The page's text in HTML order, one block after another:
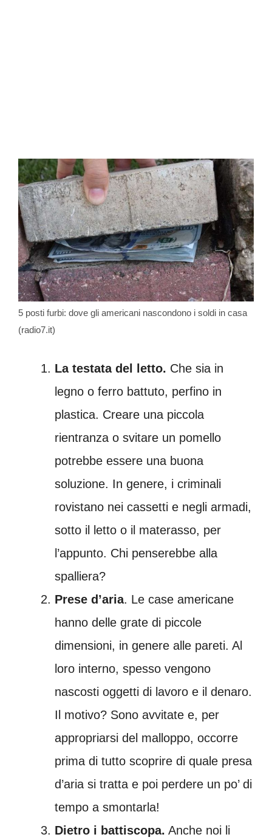
5 posti furbi: dove gli americani nascondono i soldi in casa
(radio7.it)
La testata del letto. Che sia in
legno o ferro battuto, perfino in
plastica. Creare una piccola
rientranza o svitare un pomello
potrebbe essere una buona
soluzione. In genere, i criminali
rovistano nei cassetti e negli armadi,
sotto il letto o il materasso, per
l’appunto. Chi penserebbe alla
spalliera?
Prese d’aria. Le case americane
hanno delle grate di piccole
dimensioni, in genere alle pareti. Al
loro interno, spesso vengono
nascosti oggetti di lavoro e il denaro.
Il motivo? Sono avvitate e, per
appropriarsi del malloppo, occorre
prima di tutto scoprire di quale presa
d’aria si tratta e poi perdere un po’ di
tempo a smontarla!
Dietro i battiscopa. Anche noi li